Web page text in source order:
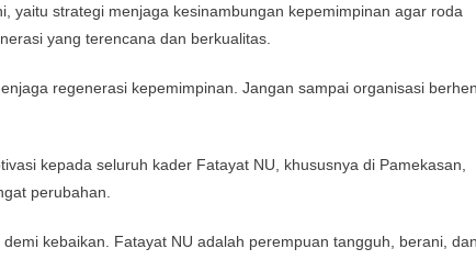
yaitu strategi menjaga kesinambungan kepemimpinan agar roda
yang terencana dan berkualitas.
regenerasi kepemimpinan. Jangan sampai organisasi
kepada seluruh kader Fatayat NU, khususnya di Pamekasan,
perubahan.
kebaikan. Fatayat NU adalah perempuan tangguh, berani,